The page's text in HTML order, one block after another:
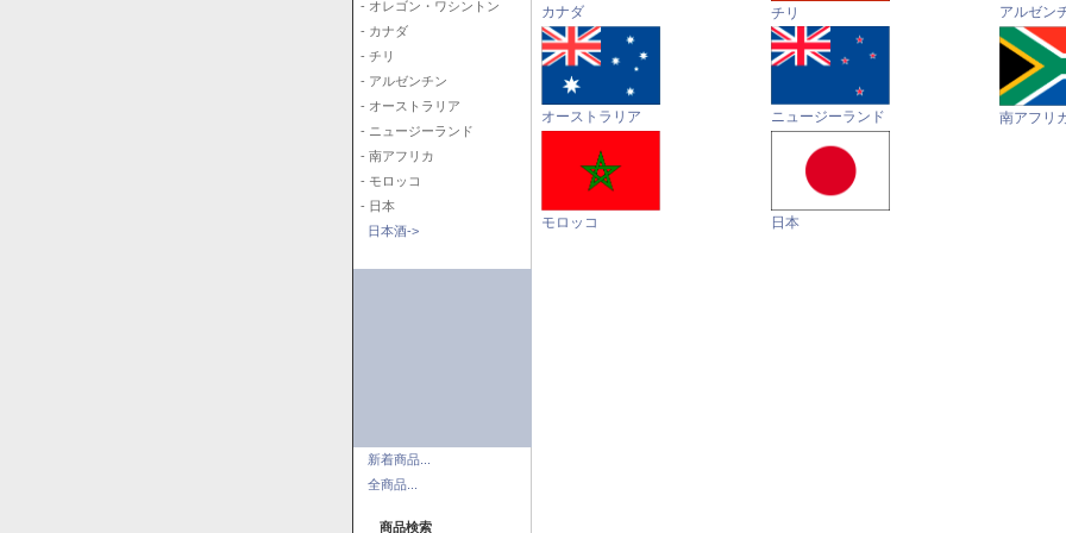
- オレゴン・ワシントン
- カナダ
- チリ
- アルゼンチン
- オーストラリア
- ニュージーランド
- 南アフリカ
- モロッコ
- 日本
日本酒->
新着商品...
全商品...
商品検索
カナダ チリ アルゼン
オーストラリア ニュージーランド 南アフリ
モロッコ 日本